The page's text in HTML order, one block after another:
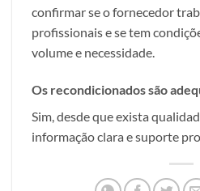
confirmar se o fornecedor
profissionais e se tem
volume e necessidade.
Os recondicionados são
Sim, desde que exista
informação clara e suporte